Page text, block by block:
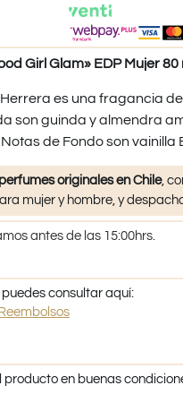
Girl Glam» EDP Mujer 80
es una fragancia
son guinda y almendra
de Fondo son vainilla
originales en Chile,
mujer y hombre, y
antes de las 15:00hrs.
consultar aquí:
producto en buenas